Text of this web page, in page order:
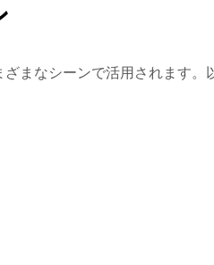
まなシーンで活用されます。